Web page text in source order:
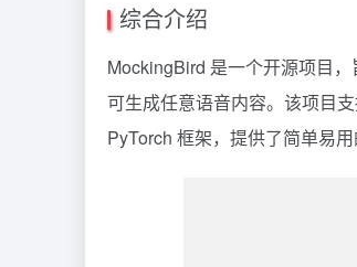
综合介绍
MockingBird 是一个开源项目
可生成任意语音内容。该项目
PyTorch 框架，提供了简单易